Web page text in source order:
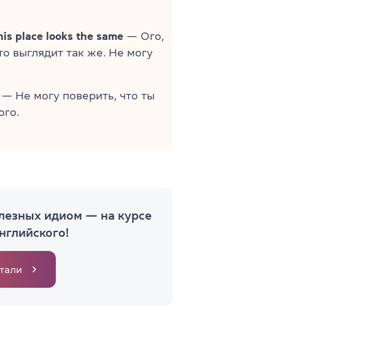
place looks the same — Ого,
выглядит так же. Не могу
— Не могу поверить, что ты
идиом — на курсе